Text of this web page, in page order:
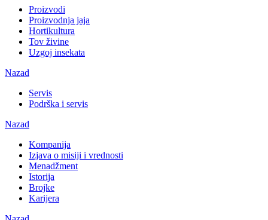
Proizvodi
Proizvodnja jaja
Hortikultura
Tov živine
Uzgoj insekata
Nazad
Servis
Podrška i servis
Nazad
Kompanija
Izjava o misiji i vrednosti
Menadžment
Istorija
Brojke
Karijera